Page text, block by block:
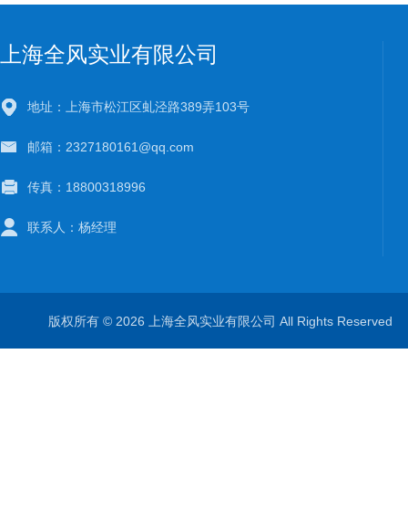
上海全风实业有限公司
地址：上海市松江区虬泾路389弄103号
邮箱：2327180161@qq.com
传真：18800318996
联系人：杨经理
版权所有 © 2026 上海全风实业有限公司 All Rights